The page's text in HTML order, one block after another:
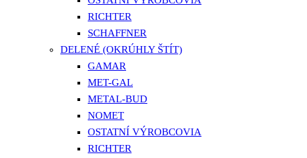
RICHTER
SCHAFFNER
DELENÉ (OKRÚHLY ŠTÍT)
GAMAR
MET-GAL
METAL-BUD
NOMET
OSTATNÍ VÝROBCOVIA
RICHTER